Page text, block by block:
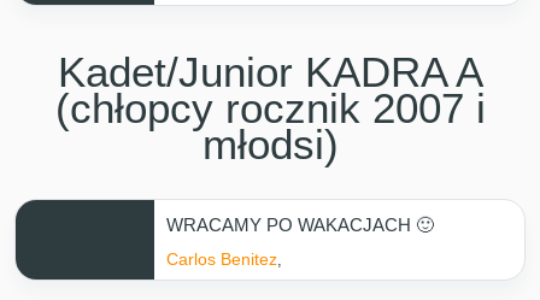
Kadet/Junior KADRA A
(chłopcy rocznik 2007 i
młodsi)
WRACAMY PO WAKACJACH 🙂
Carlos Benitez,